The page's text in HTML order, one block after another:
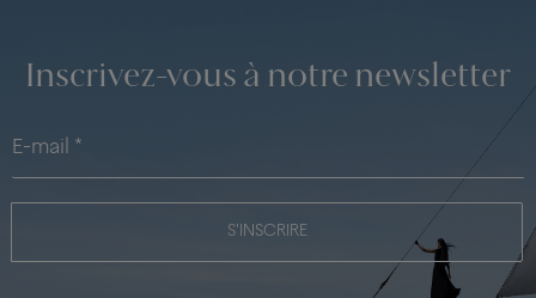
Inscrivez-vous à notre newsletter
S'INSCRIRE